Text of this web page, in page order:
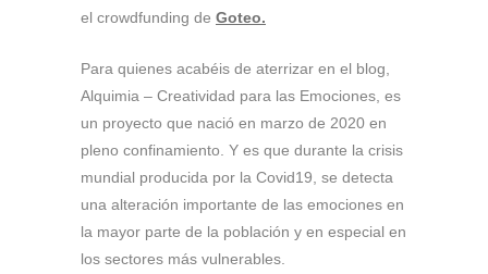
el crowdfunding de Goteo.
Para quienes acabéis de aterrizar en el blog,
Alquimia – Creatividad para las Emociones, es
un proyecto que nació en marzo de 2020 en
pleno confinamiento. Y es que durante la crisis
mundial producida por la Covid19, se detecta
una alteración importante de las emociones en
la mayor parte de la población y en especial en
los sectores más vulnerables.